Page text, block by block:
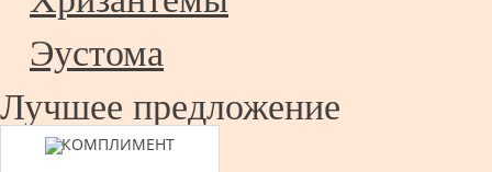
Эустома
Лучшее предложение